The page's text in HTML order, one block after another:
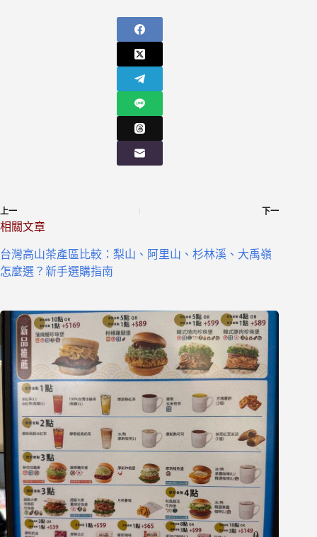
上一 下一
相關文章
台灣高山茶產區比較：梨山、阿里山、杉林溪、大禹嶺
怎麼選？新手選購指南